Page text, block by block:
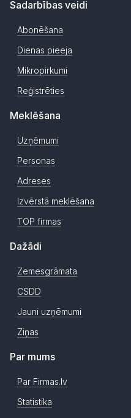
Sadarbības veidi
Abonēšana
Dienas pieeja
Mikropirkumi
Reģistrēties
Meklēšana
Uzņēmumi
Personas
Adreses
Izvērstā meklēšana
TOP firmas
Dažādi
Zemesgrāmata
CSDD
Jauni uzņēmumi
Ziņas
Par mums
Par Firmas.lv
Statistika